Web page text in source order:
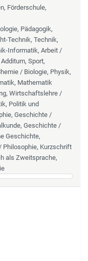
Förderschule,
Pädagogik,
Technik, Technik,
Informatik, Arbeit /
Sport,
/ Biologie, Physik,
Mathematik
Wirtschaftslehre /
Politik und
Geschichte /
Geschichte /
Geschichte,
Philosophie, Kurzschrift
als Zweitsprache,